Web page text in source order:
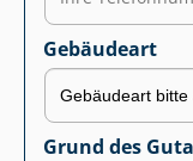
Gebäudeart
Grund des